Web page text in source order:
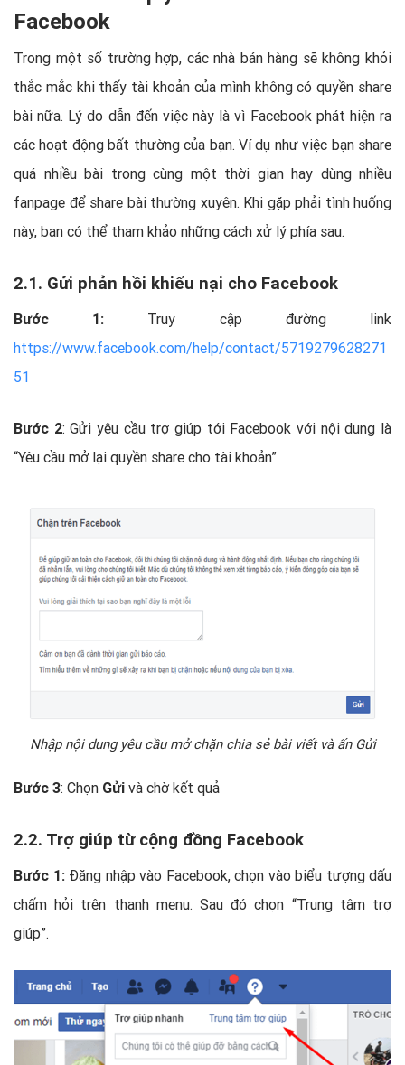
Facebook
Trong một số trường hợp, các nhà bán hàng sẽ không khỏi
thắc mắc khi thấy tài khoản của mình không có quyền share
bài nữa. Lý do dẫn đến việc này là vì Facebook phát hiện ra
các hoạt động bất thường của bạn. Ví dụ như việc bạn share
quá nhiều bài trong cùng một thời gian hay dùng nhiều
fanpage để share bài thường xuyên. Khi gặp phải tình huống
này, bạn có thể tham khảo những cách xử lý phía sau.
2.1. Gửi phản hồi khiếu nại cho Facebook
Bước 1: Truy cập đường link
https://www.facebook.com/help/contact/5719279628271
51
Bước 2: Gửi yêu cầu trợ giúp tới Facebook với nội dung là
“Yêu cầu mở lại quyền share cho tài khoản”
Nhập nội dung yêu cầu mở chặn chia sẻ bài viết và ấn Gửi
Bước 3: Chọn Gửi và chờ kết quả
2.2. Trợ giúp từ cộng đồng Facebook
Bước 1:Đăng nhập vào Facebook, chọn vào biểu tượng dấu
chấm hỏi trên thanh menu. Sau đó chọn “Trung tâm trợ
giúp”.